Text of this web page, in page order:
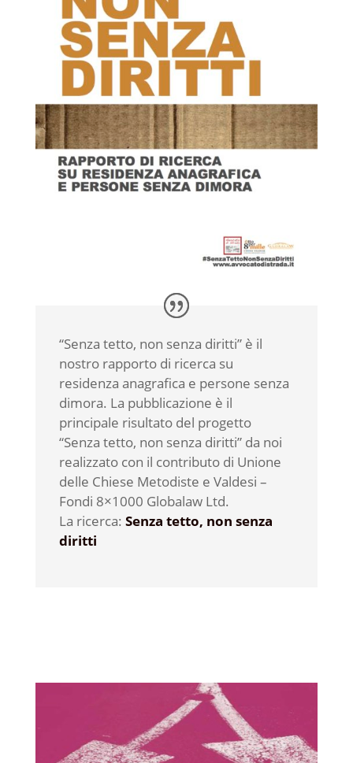
“Senza tetto, non senza diritti” è il
nostro rapporto di ricerca su
residenza anagrafica e persone senza
dimora. La pubblicazione è il
principale risultato del progetto
“Senza tetto, non senza diritti” da noi
realizzato con il contributo di Unione
delle Chiese Metodiste e Valdesi –
Fondi 8×1000 Globalaw Ltd.
La ricerca: Senza tetto, non senza
diritti